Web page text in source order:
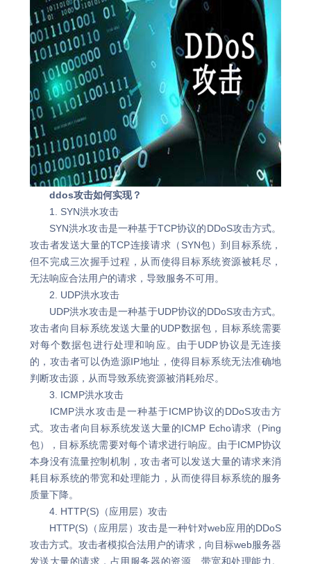
ddos攻击如何实现？
1. SYN洪水攻击
SYN洪水攻击是一种基于TCP协议的DDoS攻击方式。
攻击者发送大量的TCP连接请求（SYN包）到目标系统，
但不完成三次握手过程，从而使得目标系统资源被耗尽，
无法响应合法用户的请求，导致服务不可用。
2. UDP洪水攻击
UDP洪水攻击是一种基于UDP协议的DDoS攻击方式。
攻击者向目标系统发送大量的UDP数据包，目标系统需要
对每个数据包进行处理和响应。由于UDP协议是无连接
的，攻击者可以伪造源IP地址，使得目标系统无法准确地
判断攻击源，从而导致系统资源被消耗殆尽。
3. ICMP洪水攻击
ICMP洪水攻击是一种基于ICMP协议的DDoS攻击方
式。攻击者向目标系统发送大量的ICMP Echo请求（Ping
包），目标系统需要对每个请求进行响应。由于ICMP协议
本身没有流量控制机制，攻击者可以发送大量的请求来消
耗目标系统的带宽和处理能力，从而使得目标系统的服务
质量下降。
4. HTTP(S)（应用层）攻击
HTTP(S)（应用层）攻击是一种针对web应用的DDoS
攻击方式。攻击者模拟合法用户的请求，向目标web服务器
发送大量的请求，占用服务器的资源、带宽和处理能力。